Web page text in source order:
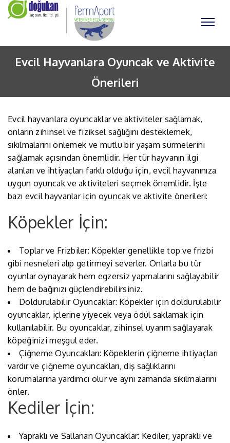
Evcil Hayvanlara Oyuncak ve Aktivite
Önerileri
Evcil hayvanlara oyuncaklar ve aktiviteler sağlamak,
onların zihinsel ve fiziksel sağlığını desteklemek,
sıkılmalarını önlemek ve mutlu bir yaşam sürmelerini
sağlamak açısından önemlidir. Her tür hayvanın ilgi
alanları ve ihtiyaçları farklı olduğu için, evcil hayvanınıza
uygun oyuncak ve aktiviteleri seçmek önemlidir. İşte
bazı evcil hayvanlar için oyuncak ve aktivite önerileri:
Köpekler İçin:
Toplar ve Frizbiler: Köpekler genellikle top ve frizbi
gibi nesneleri alıp getirmeyi severler. Onlarla bu tür
oyunlar oynayarak hem egzersiz yapmalarını sağlayabilir
hem de bağınızı güçlendirebilirsiniz.
Doldurulabilir Oyuncaklar: Köpekler için doldurulabilir
oyuncaklar, içlerine yiyecek veya ödül saklamak için
kullanılabilir. Bu oyuncaklar, zihinsel uyarım sağlayarak
köpeğinizi meşgul eder.
Çiğneme Oyuncakları: Köpeklerin çiğneme ihtiyaçları
vardır ve çiğneme oyuncakları, diş sağlıklarını
korumalarına yardımcı olur ve aynı zamanda sıkılmalarını
önler.
Kediler İçin:
Yapraklı ve Sallanan Oyuncaklar: Kediler, yapraklı ve